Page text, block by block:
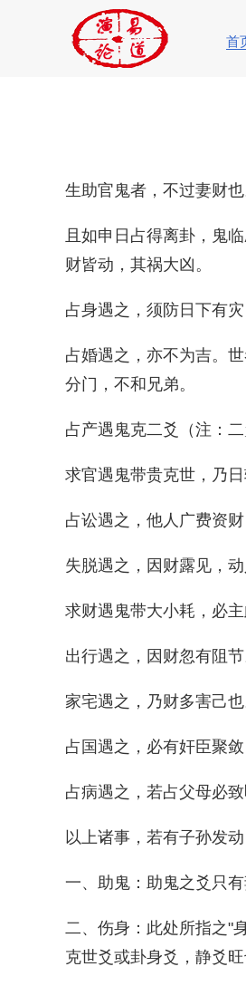
首
生助官鬼者，不过妻财
且如申日占得离卦，鬼
财皆动，其祸大凶。
占身遇之，须防日下有
占婚遇之，亦不为吉。
分门，不和兄弟。
占产遇鬼克二爻（注：
求官遇鬼带贵克世，乃
占讼遇之，他人广费资
失脱遇之，因财露见，
求财遇鬼带大小耗，必
出行遇之，因财忽有阻节
家宅遇之，乃财多害己
占国遇之，必有奸臣聚
占病遇之，若占父母必
以上诸事，若有子孙发
一、助鬼：助鬼之爻只
二、伤身：此处所指之"
克世爻或卦身爻，静爻